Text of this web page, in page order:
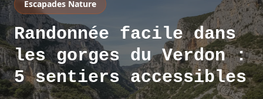
Escapades Nature
Randonnée facile dans
les gorges du Verdon :
5 sentiers accessibles